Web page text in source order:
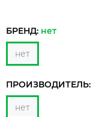
БРЕНД: нет
нет
ПРОИЗВОДИТЕЛЬ:
нет